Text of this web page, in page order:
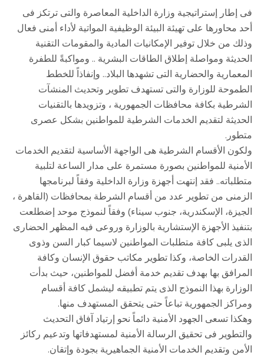
بشكلٍ
عصرى
مغلقة
فى إطار إستراتيجية وزارة الداخلية المعاصرة والتى ترتكز فى
أحد محاورها على تهيئة البيئة الوظيفية المواتية لأداء أمنى فعال
وذلك من خلال توفير الإمكانيات المادية والمقومات التقنية
الحديثة ومواصلة إطلاق الطاقات البشرية .. ومواكبةً للطفرة
المعمارية والحضارية التى تشهدها البلاد.. وإنفاذاً للخطط
الطموحة للوزارة والتى تستهدف تطوير وتحديث المنشآت
الشرطية بكافة محافظات الجمهورية ، وتزويدها بالتقنيات
الحديثة لتقديم الخدمات الشرطية للمواطنين بشكل عصرى
متطور.
ولكون الأقسام الشرطية هى الواجهة الأساسية لتقديم الخدمات
الأمنية للمواطنين بصورة مستمرة على مدار الساعة لتلبية
متطلباته.. فقد إنتهت أجهزة وزارة الداخلية وفقاً لبرنامجها
الزمنى من تطوير عدد من أقسام الشرطة بمحافظات (القاهرة ،
الجيزة، الإسكندرية، جنوب سيناء) وفقاً لنموذج موحد إضطلعت
بتنفيذ الأجهزة الإستشارية بالوزارة وروعى فيه المظهر الحضارى
الذى يلبى كافة متطلبات المواطنين لاسيما كبار السن وذوى
القدرات الخاصة، وكذا تطوير مكاتب حقوق الإنسان وكافة
المرافق بها بهدف تقديم خدمة أفضل للمواطنين، حيث بدأت
الوزارة بهذا النموذج الذى يتم تطبيقه ليشمل كافة أقسام
ومراكز الجمهورية تباعاً حتى يتحقق المستهدف منها.
وهكذا تسعى الجهود الأمنية دائماً نحو إرتياد آفاق التحديث
والتطوير فى تحقيق الرسالة الأمنية لمستهدفاتها وتدعيم ركائز
الأمن وتقديم الخدمات الأمنية الجماهيرية بجودة وإتقان.